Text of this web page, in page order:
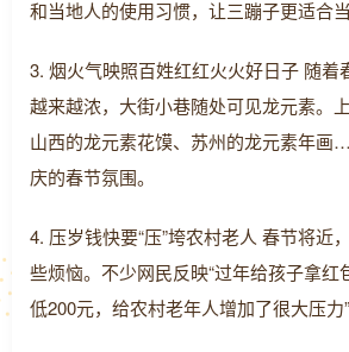
和当地人的使用习惯，让三蹦子更适合当
3. 烟火气映照百姓红红火火好日子 随着
越来越浓，大街小巷随处可见龙元素。
山西的龙元素花馍、苏州的龙元素年
庆的春节氛围。
4. 压岁钱快要“压”垮农村老人 春节将近
些烦恼。不少网民反映“过年给孩子拿红
低200元，给农村老年人增加了很大压力”